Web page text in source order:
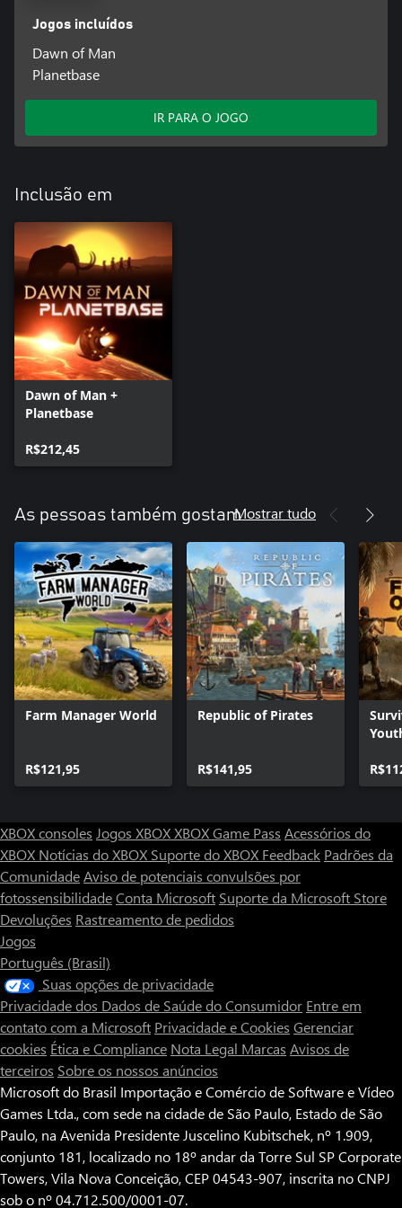
Jogos incluídos
Dawn of Man
Planetbase
IR PARA O JOGO
Inclusão em
Dawn of Man +
Planetbase
R$212,45
As pessoas também gostamMostrar tudo
Farm Manager World
R$121,95
Republic of Pirates
R$141,95
XBOX consoles Jogos XBOXXBOX Game Pass Acessórios do
XBOX Notícias do XBOX Suporte do XBOX Feedback Padrões da
ComunidadeAviso de potenciais convulsões por
fotossensibilidadeConta Microsoft Suporte da Microsoft Store
Devoluções Rastreamento de pedidos
Jogos
Português (Brasil)
Suas opções de privacidade
Privacidade dos Dados de Saúde do Consumidor Entre em
contato com a Microsoft Privacidade e Cookies Gerenciar
cookies Ética e Compliance Nota Legal Marcas Avisos de
terceiros Sobre os nossos anúncios
Microsoft do Brasil Importação e Comércio de Software e Vídeo
Games Ltda., com sede na cidade de São Paulo, Estado de São
Paulo, na Avenida Presidente Juscelino Kubitschek, nº 1.909,
conjunto 181, localizado no 18º andar da Torre Sul SP Corporate
Towers, Vila Nova Conceição, CEP 04543-907, inscrita no CNPJ
sob o nº 04.712.500/0001-07.